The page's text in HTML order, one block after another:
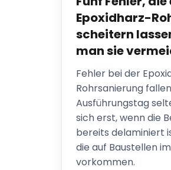
Epoxidharz-
scheitern
man sie
Fehler bei der
Rohrsanierung
Ausführungstag
sich erst, wenn die
bereits delaminiert
die auf Baustellen
vorkommen.